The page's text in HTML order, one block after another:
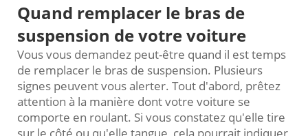
Quand remplacer le bras de
suspension de votre voiture
Vous vous demandez peut-être quand il est temps
de remplacer le bras de suspension. Plusieurs
signes peuvent vous alerter. Tout d'abord, prêtez
attention à la manière dont votre voiture se
comporte en roulant. Si vous constatez qu'elle tire
sur le côté ou qu'elle tangue, cela pourrait indiquer